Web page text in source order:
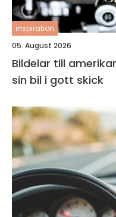
inspiration
05. August 2026
Bildelar till
sin bil i gott skick